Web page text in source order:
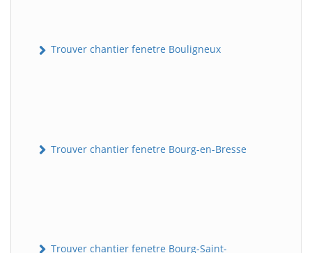
Trouver chantier fenetre Bouligneux
Trouver chantier fenetre Bourg-en-Bresse
Trouver chantier fenetre Bourg-Saint-